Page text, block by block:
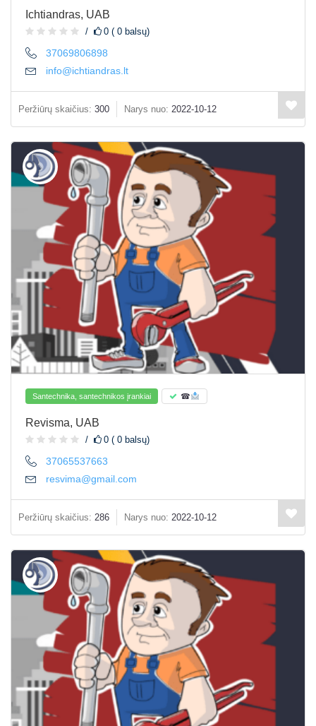
Ichtiandras, UAB
0 ( 0 balsų)
37069806898
info@ichtiandras.lt
Peržiūrų skaičius: 300 Narys nuo: 2022-10-12
Santechnika, santechnikos įrankiai ☎
Revisma, UAB
0 ( 0 balsų)
37065537663
resvima@gmail.com
Peržiūrų skaičius: 286 Narys nuo: 2022-10-12